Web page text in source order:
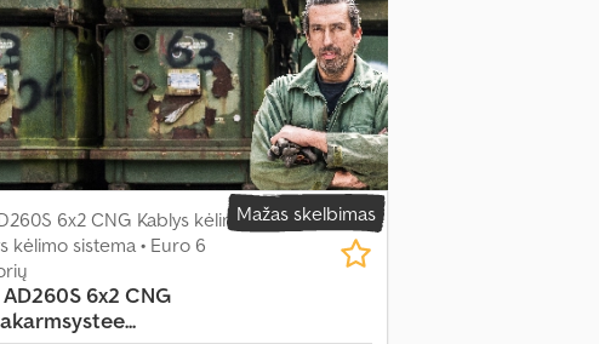
Mažas skelbimas
6x2 CNG Kablys kėlimo
kėlimo sistema • Euro 6
6x2 CNG